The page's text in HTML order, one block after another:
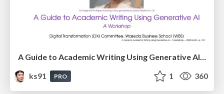
ks91
PRO 1 360